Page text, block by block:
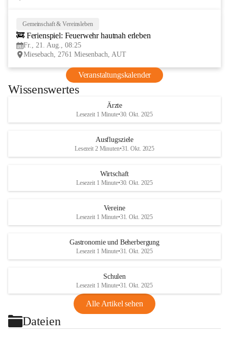
Gemeinschaft & Vereinsleben
🚒 Ferienspiel: Feuerwehr hautnah erleben
Fr., 21. Aug., 08:25
Miesebach, 2761 Miesenbach, AUT
Veranstaltungskalender
Wissenswertes
Ärzte
Lesezeit 1 Minute•30. Okt. 2025
Ausflugsziele
Lesezeit 2 Minuten•31. Okt. 2025
Wirtschaft
Lesezeit 1 Minute•30. Okt. 2025
Vereine
Lesezeit 1 Minute•31. Okt. 2025
Gastronomie und Beherbergung
Lesezeit 1 Minute•31. Okt. 2025
Schulen
Lesezeit 1 Minute•31. Okt. 2025
Alle Artikel sehen
Dateien